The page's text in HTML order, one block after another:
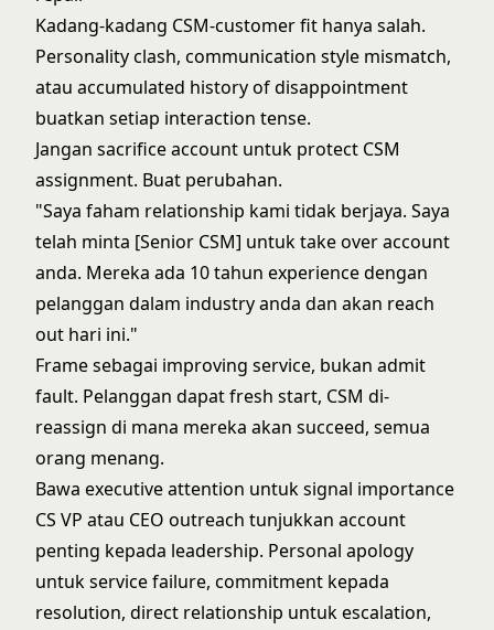
Kadang-kadang CSM-customer fit hanya salah.
Personality clash, communication style mismatch,
atau accumulated history of disappointment
buatkan setiap interaction tense.
Jangan sacrifice account untuk protect CSM
assignment. Buat perubahan.
"Saya faham relationship kami tidak berjaya. Saya
telah minta [Senior CSM] untuk take over account
anda. Mereka ada 10 tahun experience dengan
pelanggan dalam industry anda dan akan reach
out hari ini."
Frame sebagai improving service, bukan admit
fault. Pelanggan dapat fresh start, CSM di-
reassign di mana mereka akan succeed, semua
orang menang.
Bawa executive attention untuk signal importance
CS VP atau CEO outreach tunjukkan account
penting kepada leadership. Personal apology
untuk service failure, commitment kepada
resolution, direct relationship untuk escalation,